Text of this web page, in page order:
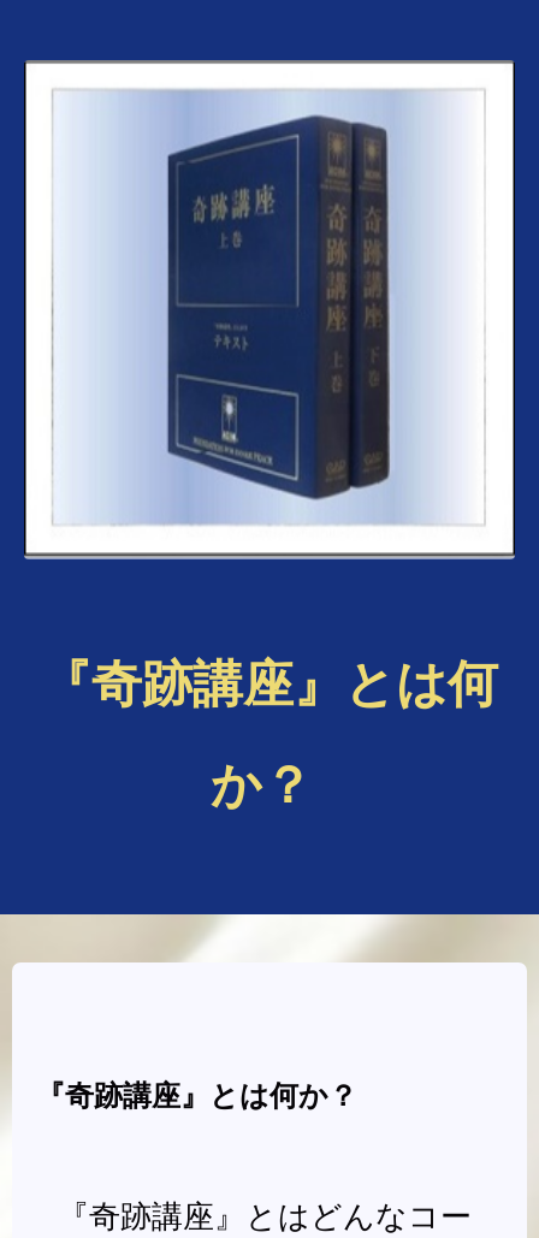
『奇跡講座』とは何
か？
『奇跡講座』とは何か？
『奇跡講座』とはどんなコー